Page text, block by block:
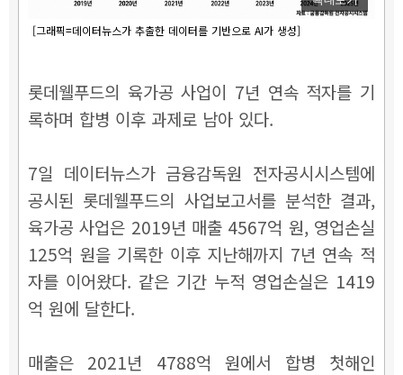
[그래픽=데이터뉴스가 추출한 데이터를 기반으로 AI가 생성]
롯데웰푸드의 육가공 사업이 7년 연속 적자를 기
록하며 합병 이후 과제로 남아 있다.
7일 데이터뉴스가 금융감독원 전자공시시스템에
공시된 롯데웰푸드의 사업보고서를 분석한 결과,
육가공 사업은 2019년 매출 4567억 원, 영업손실
125억 원을 기록한 이후 지난해까지 7년 연속 적
자를 이어왔다. 같은 기간 누적 영업손실은 1419
억 원에 달한다.
매출은 2021년 4788억 원에서 합병 첫해인